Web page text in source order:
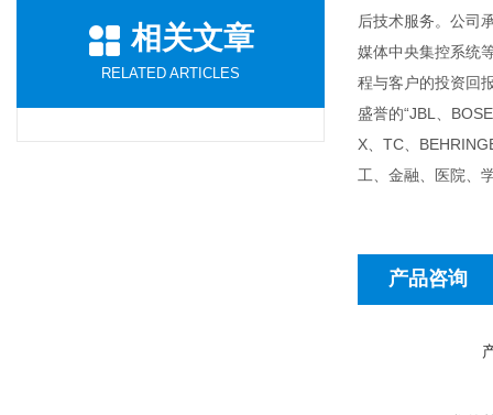
相关文章
RELATED ARTICLES
后技术服务。公司
媒体中央集控系统
程与客户的投资回
盛誉的“JBL、
X、TC、
工、金融、医院、
产品咨询